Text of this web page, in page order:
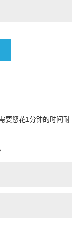
要您花1分钟的时间耐